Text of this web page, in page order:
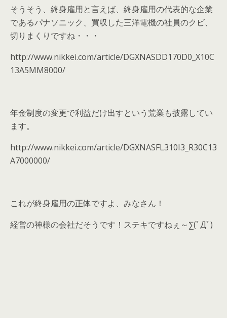
そうそう、終身雇用と言えば、終身雇用の代表的な企業
であるパナソニック、買収した三洋電機の社員のクビ、
切りまくりですね・・・
http://www.nikkei.com/article/DGXNASDD170D0_X10C
13A5MM8000/
年金制度の変更で利益だけ出すという荒業も披露してい
ます。
http://www.nikkei.com/article/DGXNASFL310I3_R30C13
A7000000/
これが終身雇用の正体ですよ、みなさん！
経営の神様の会社だそうです！ステキですねぇ～∑(ﾟДﾟ)